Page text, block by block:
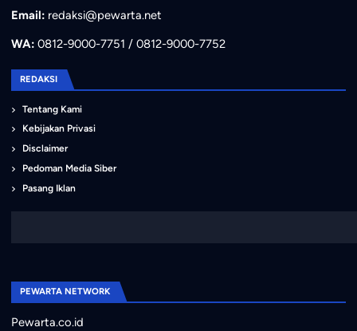
Email: redaksi@pewarta.net
WA:0812-9000-7751 / 0812-9000-7752
REDAKSI
Tentang Kami
Kebijakan Privasi
Disclaimer
Pedoman Media Siber
Pasang Iklan
PEWARTA NETWORK
Pewarta.co.id